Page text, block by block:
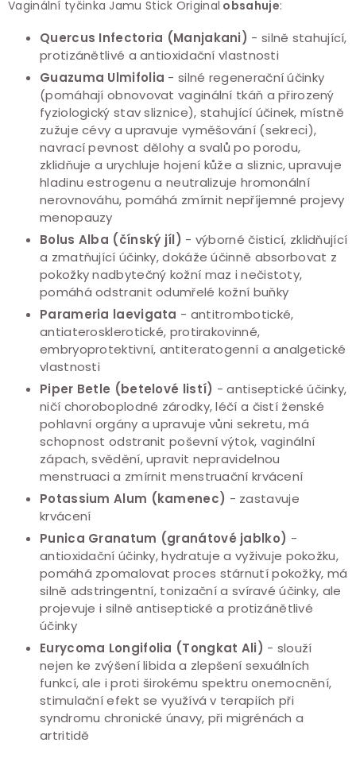
Vaginální tyčinka Jamu Stick Original obsahuje:
Quercus Infectoria (Manjakani) - silně stahující,
protizánětlivé a antioxidační vlastnosti
Guazuma Ulmifolia - silné regenerační účinky
(pomáhají obnovovat vaginální tkáň a přirozený
fyziologický stav sliznice), stahující účinek, místně
zužuje cévy a upravuje vyměšování (sekreci),
navrací pevnost dělohy a svalů po porodu,
zklidňuje a urychluje hojení kůže a sliznic, upravuje
hladinu estrogenu a neutralizuje hromonální
nerovnováhu, pomáhá zmírnit nepříjemné projevy
menopauzy
Bolus Alba (čínský jíl) - výborné čisticí, zklidňující
a zmatňující účinky, dokáže účinně absorbovat z
pokožky nadbytečný kožní maz i nečistoty,
pomáhá odstranit odumřelé kožní buňky
Parameria laevigata - antitrombotické,
antiaterosklerotické, protirakovinné,
embryoprotektivní, antiteratogenní a analgetické
vlastnosti
Piper Betle (betelové listí) - antiseptické účinky,
ničí choroboplodné zárodky, léčí a čistí ženské
pohlavní orgány a upravuje vůni sekretu, má
schopnost odstranit poševní výtok, vaginální
zápach, svědění, upravit nepravidelnou
menstruaci a zmírnit menstruační krvácení
Potassium Alum (kamenec) - zastavuje
krvácení
Punica Granatum (granátové jablko) -
antioxidační účinky, hydratuje a vyživuje pokožku,
pomáhá zpomalovat proces stárnutí pokožky, má
silně adstringentní, tonizační a svíravé účinky, ale
projevuje i silně antiseptické a protizánětlivé
účinky
Eurycoma Longifolia (Tongkat Ali) - slouží
nejen ke zvýšení libida a zlepšení sexuálních
funkcí, ale i proti širokému spektru onemocnění,
stimulační efekt se využívá v terapiích při
syndromu chronické únavy, při migrénách a
artritidě